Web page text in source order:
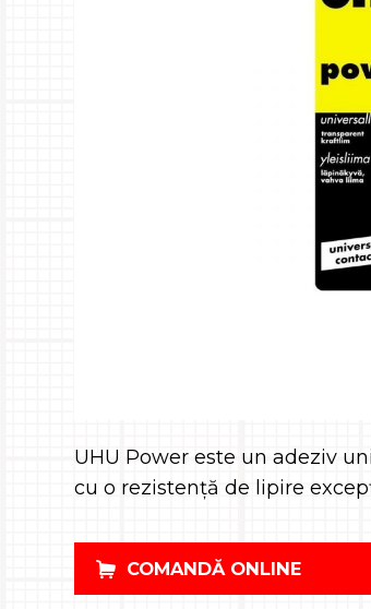
UHU Power este un adeziv
cu o rezistență de lipire
COMANDĂ ONLINE